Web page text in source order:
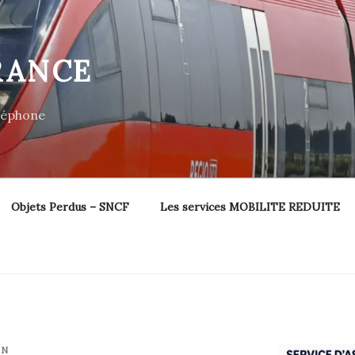
Objets Perdus – SNCF Les services MOBILITE REDUITE